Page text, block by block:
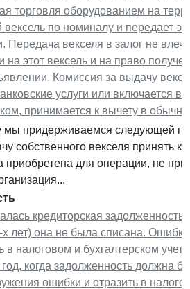
торговля оборудованием на
по номиналу и передает
Передача векселя в залог не
на этот вексель и на право
Комиссия за выдачу
услуги или включается
принимается к вычету в
мы придерживаемся следующей
собственного векселя принять к
приобретена для операции, не
кредиторская
х лет) она не была списана.
в налоговом и бухгалтерском
когда задолженность должна
ошибки и отразить в